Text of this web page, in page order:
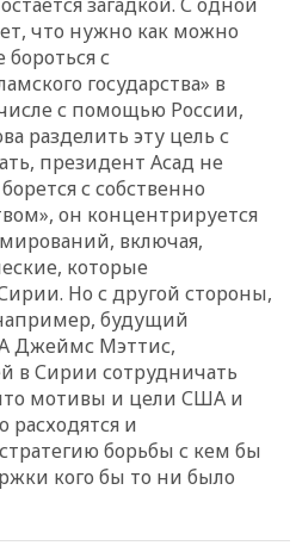
что нужно как можно
с
государства» в
с помощью России,
разделить эту цель с
президент Асад не
с собственно
он концентрируется
включая,
которые
Но с другой стороны,
будущий
Джеймс Мэттис,
в Сирии сотрудничать
мотивы и цели США и
расходятся и
борьбы с кем бы
кого бы то ни было